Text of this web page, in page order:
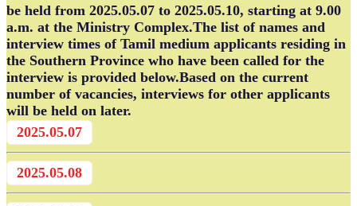
be held from 2025.05.07 to 2025.05.10, starting at 9.00
a.m. at the Ministry Complex.The list of names and
interview times of Tamil medium applicants residing in
the Southern Province who have been called for the
interview is provided below.Based on the current
number of vacancies, interviews for other applicants
will be held on later.
2025.05.07
2025.05.08